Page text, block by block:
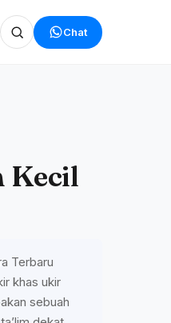
Chat
Kecil
Terbaru
khas ukir
sebuah